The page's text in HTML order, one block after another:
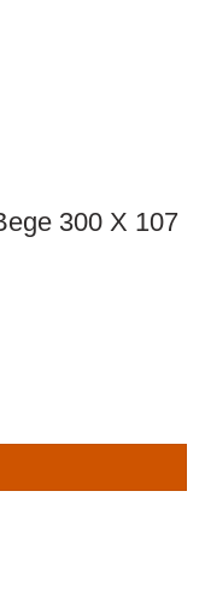
300 X 107
Bege 300 X 107 X 75